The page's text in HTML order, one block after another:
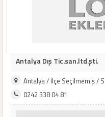
Antalya Dış Tic.san.ltd.şti.
Antalya / İlçe Seçilmemiş /
0242 338 04 81